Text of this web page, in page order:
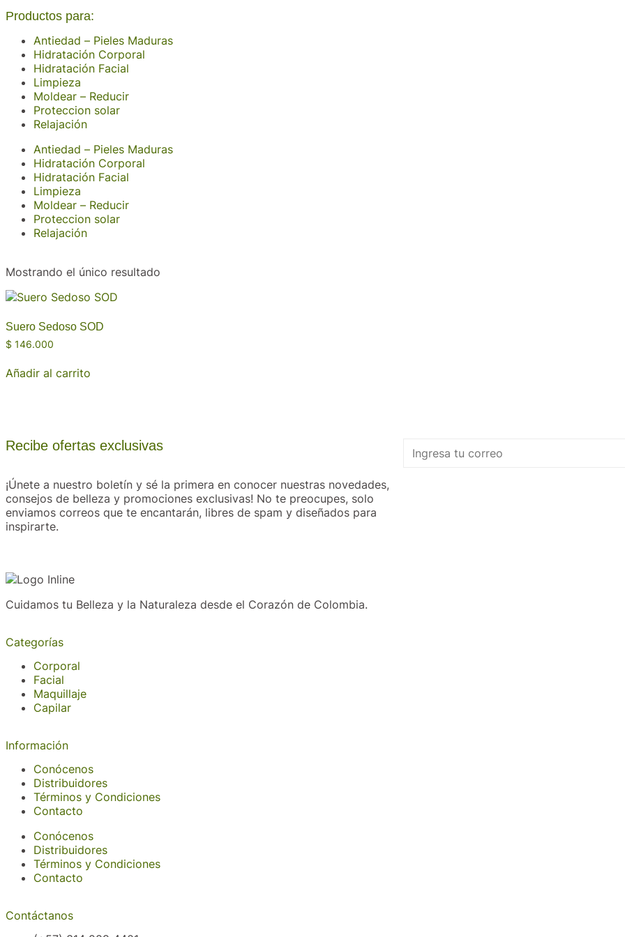
Productos para:
Antiedad – Pieles Maduras
Hidratación Corporal
Hidratación Facial
Limpieza
Moldear – Reducir
Proteccion solar
Relajación
Antiedad – Pieles Maduras
Hidratación Corporal
Hidratación Facial
Limpieza
Moldear – Reducir
Proteccion solar
Relajación
Mostrando el único resultado
Suero Sedoso SOD
$ 146.000
Añadir al carrito
Recibe ofertas exclusivas
¡Únete a nuestro boletín y sé la primera en conocer nuestras novedades,
consejos de belleza y promociones exclusivas! No te preocupes, solo
enviamos correos que te encantarán, libres de spam y diseñados para
inspirarte.
Cuidamos tu Belleza y la Naturaleza desde el Corazón de Colombia.
Categorías
Corporal
Facial
Maquillaje
Capilar
Información
Conócenos
Distribuidores
Términos y Condiciones
Contacto
Conócenos
Distribuidores
Términos y Condiciones
Contacto
Contáctanos